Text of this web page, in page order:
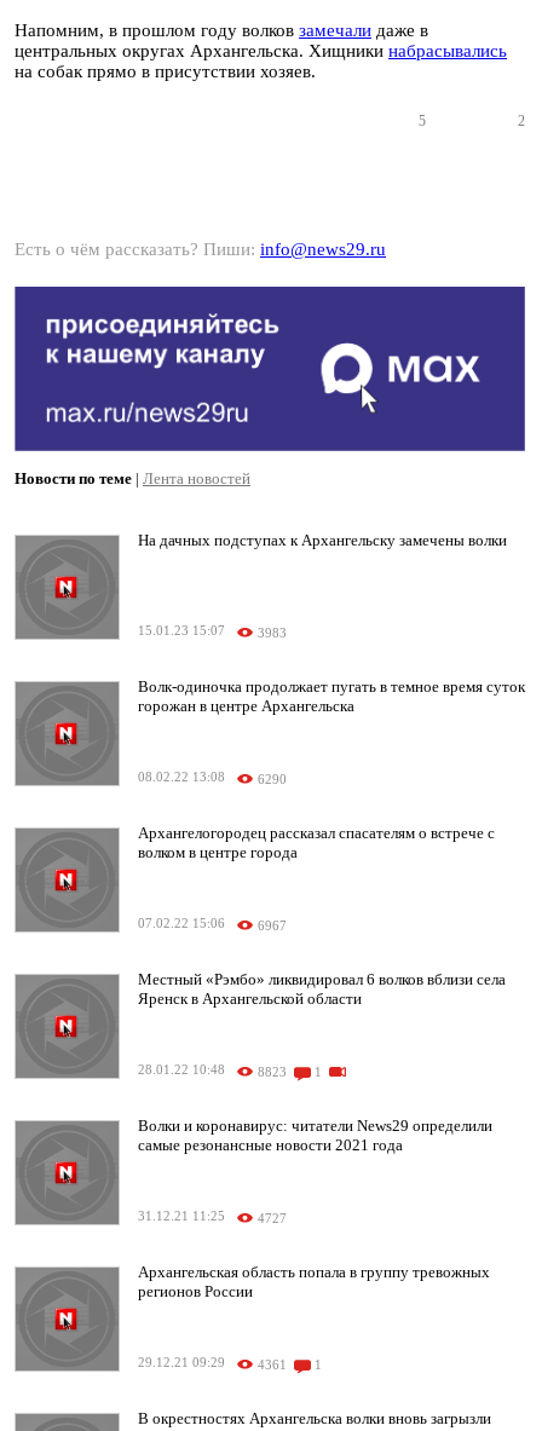
Напомним, в прошлом году волков замечали даже в
центральных округах Архангельска. Хищники набрасывались
на собак прямо в присутствии хозяев.
5 2
Есть о чём рассказать? Пиши: info@news29.ru
Новости по теме | Лента новостей
На дачных подступах к Архангельску замечены волки
15.01.23 15:07 3983
Волк-одиночка продолжает пугать в темное время суток
горожан в центре Архангельска
08.02.22 13:08 6290
Архангелогородец рассказал спасателям о встрече с
волком в центре города
07.02.22 15:06 6967
Местный «Рэмбо» ликвидировал 6 волков вблизи села
Яренск в Архангельской области
28.01.22 10:48 8823 1
Волки и коронавирус: читатели News29 определили
самые резонансные новости 2021 года
31.12.21 11:25 4727
Архангельская область попала в группу тревожных
регионов России
29.12.21 09:29 4361 1
В окрестностях Архангельска волки вновь загрызли